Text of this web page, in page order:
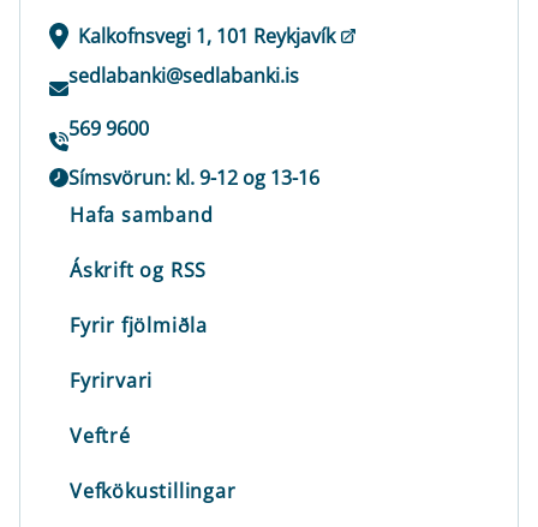
Kalkofnsvegi 1, 101 Reykjavík
sedlabanki@sedlabanki.is
569 9600
Símsvörun: kl. 9-12 og 13-16
Hafa samband
Áskrift og RSS
Fyrir fjölmiðla
Fyrirvari
Veftré
Vefkökustillingar